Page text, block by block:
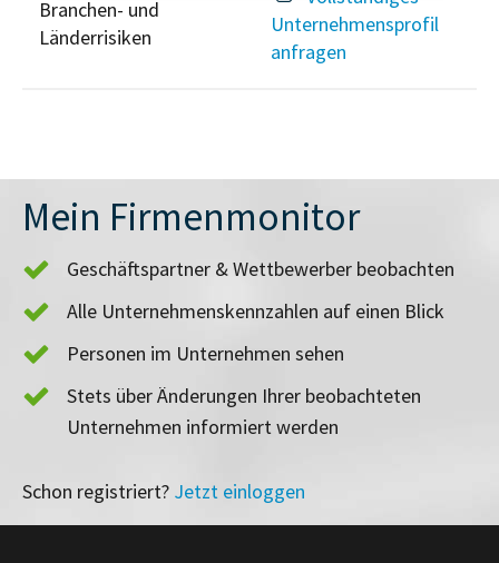
Branchen- und
Länderrisiken
Unternehmensprofil
anfragen
Mein Firmenmonitor
Geschäftspartner & Wettbewerber beobachten
Alle Unternehmenskennzahlen auf einen Blick
Personen im Unternehmen sehen
Stets über Änderungen Ihrer beobachteten
Unternehmen informiert werden
Schon registriert? Jetzt einloggen